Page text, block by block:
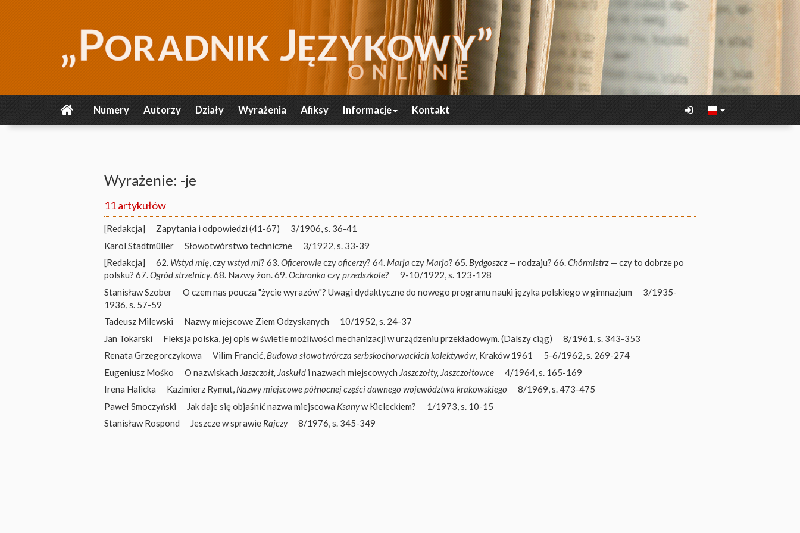
Numery Autorzy Działy Wyrażenia Afiksy Informacje Kontakt
Wyrażenie: -je
11 artykułów
[Redakcja] Zapytania i odpowiedzi (41-67)
3/1906, s. 36-41
Karol Stadtmüller
Słowotwórstwo techniczne
3/1922, s. 33-39
[Redakcja]
62. Wstyd mię, czywstyd mi? 63.Oficerowieczyoficerzy? 64. Marja czy Marjo? 65. Bydgoszcz— rodzaju? 66.Chórmistrz— czy to dobrze po
polsku? 67.Ogród strzelnicy. 68. Nazwy żon. 69.Ochronka czyprzedszkole?
9-10/1922, s. 123-128
Stanisław Szober
O czem nas poucza "życie wyrazów"? Uwagi dydaktyczne do nowego programu nauki języka polskiego w gimnazjum
3/1935-
1936, s. 57-59
Tadeusz Milewski
Nazwy miejscowe Ziem Odzyskanych
10/1952, s. 24-37
Jan Tokarski
Fleksja polska, jej opis w świetle możliwości mechanizacji w urządzeniu przekładowym. (Dalszy ciąg)
8/1961, s. 343-353
Renata Grzegorczykowa
Vilim Francić, Budowa słowotwórcza serbskochorwackich kolektywów, Kraków 1961
5-6/1962, s. 269-274
Eugeniusz Mośko
O nazwiskach Jaszczołt, Jaskułd i nazwach miejscowych Jaszczołty, Jaszczołtowce
4/1964, s. 165-169
Irena Halicka
Kazimierz Rymut, Nazwy miejscowe północnej części dawnego województwa krakowskiego
8/1969, s. 473-475
Paweł Smoczyński
Jak daje się objaśnić nazwa miejscowa Ksanyw Kieleckiem?
1/1973, s. 10-15
Stanisław Rospond
Jeszcze w sprawie Rajczy 8/1976, s. 345-349